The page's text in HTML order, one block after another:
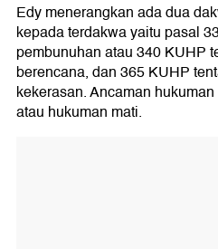
Edy menerangkan ada dua
kepada terdakwa yaitu pasal
pembunuhan atau 340 KUHP
berencana, dan 365 KUHP
kekerasan. Ancaman
atau hukuman mati.